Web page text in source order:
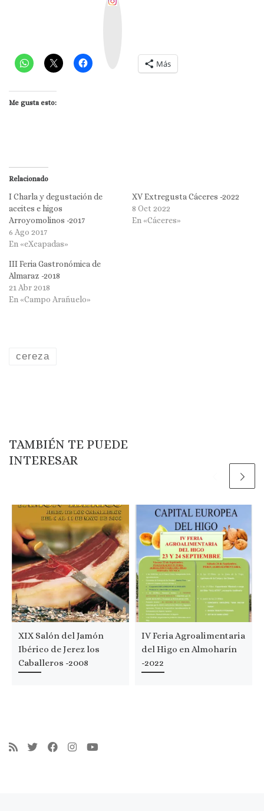
Más
Me gusta esto:
Relacionado
I Charla y degustación de
aceites e higos
Arroyomolinos -2017
6 Ago 2017
En «eXcapadas»
XV Extregusta Cáceres -2022
8 Oct 2022
En «Cáceres»
III Feria Gastronómica de
Almaraz -2018
21 Abr 2018
En «Campo Arañuelo»
cereza
TAMBIÉN TE PUEDE
INTERESAR
XIX Salón del Jamón
Ibérico de Jerez los
Caballeros -2008
IV Feria Agroalimentaria
del Higo en Almoharín
-2022